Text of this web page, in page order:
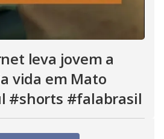
leva jovem a
vida em Mato
#shorts #falabrasil